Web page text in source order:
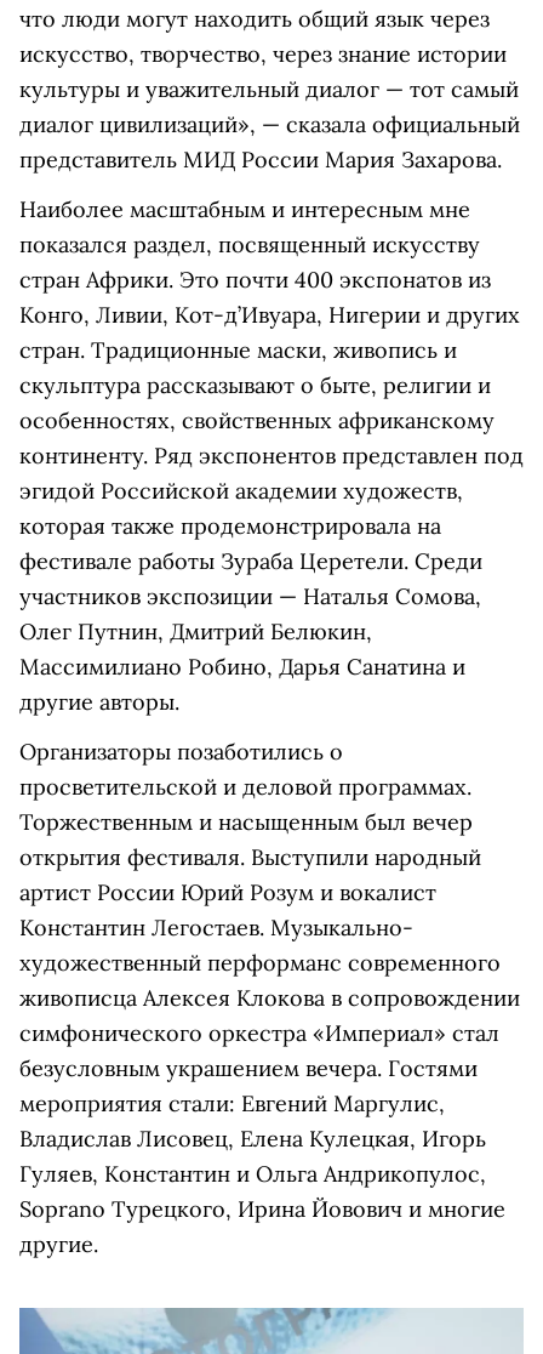
что люди могут находить общий язык через
искусство, творчество, через знание истории
культуры и уважительный диалог — тот самый
диалог цивилизаций», — сказала официальный
представитель МИД России Мария Захарова.
Наиболее масштабным и интересным мне
показался раздел, посвященный искусству
стран Африки. Это почти 400 экспонатов из
Конго, Ливии, Кот-д’Ивуара, Нигерии и других
стран. Традиционные маски, живопись и
скульптура рассказывают о быте, религии и
особенностях, свойственных африканскому
континенту. Ряд экспонентов представлен под
эгидой Российской академии художеств,
которая также продемонстрировала на
фестивале работы Зураба Церетели. Среди
участников экспозиции — Наталья Сомова,
Олег Путнин, Дмитрий Белюкин,
Массимилиано Робино, Дарья Санатина и
другие авторы.
Организаторы позаботились о
просветительской и деловой программах.
Торжественным и насыщенным был вечер
открытия фестиваля. Выступили народный
артист России Юрий Розум и вокалист
Константин Легостаев. Музыкально-
художественный перформанс современного
живописца Алексея Клокова в сопровождении
симфонического оркестра «Империал» стал
безусловным украшением вечера. Гостями
мероприятия стали: Евгений Маргулис,
Владислав Лисовец, Елена Кулецкая, Игорь
Гуляев, Константин и Ольга Андрикопулос,
Soprano Турецкого, Ирина Йовович и многие
другие.